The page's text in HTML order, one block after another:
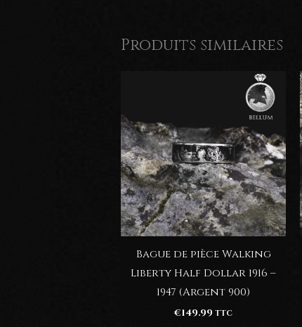
Produits similaires
Bague de pièce Walking
Liberty Half Dollar 1916 –
1947 (Argent 900)
€149.99 TTC